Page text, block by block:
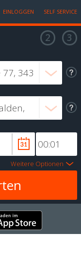
EINLOGGEN SELF SERVICE
Weitere Optionen